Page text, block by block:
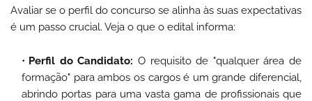
Avaliar se o perfil do concurso se alinha às suas expectativas
é um passo crucial. Veja o que o edital informa:
Perfil do Candidato: O requisito de "qualquer área de
formação" para ambos os cargos é um grande diferencial,
abrindo portas para uma vasta gama de profissionais que